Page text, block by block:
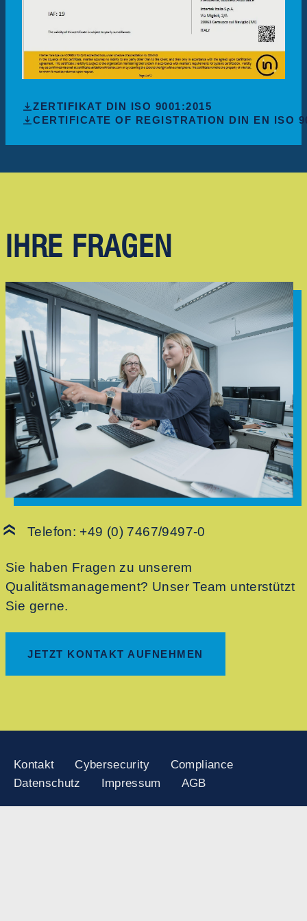
ZERTIFIKAT DIN ISO 9001:2015
CERTIFICATE OF REGISTRATION DIN EN ISO
IHRE FRAGEN
Telefon: +49 (0) 7467/9497-0
Sie haben Fragen zu unserem
Qualitätsmanagement? Unser Team unterstützt
Sie gerne.
JETZT KONTAKT AUFNEHMEN
Kontakt Cybersecurity
Compliance
Datenschutz
Impressum AGB